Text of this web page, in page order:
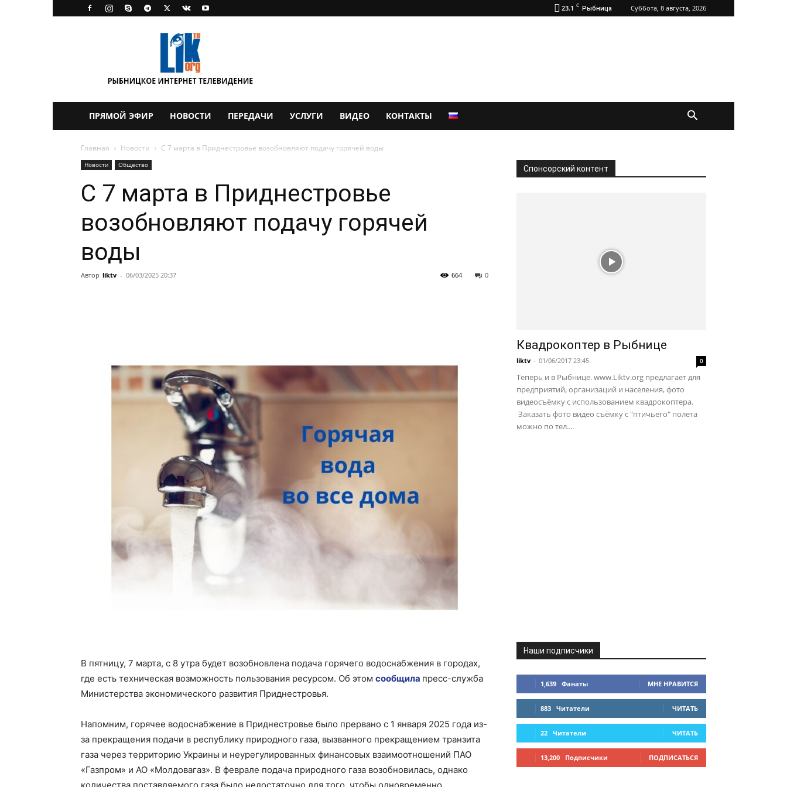
23.1 C Рыбница Суббота, 8 августа, 2026
ПРЯМОЙ ЭФИР НОВОСТИ ПЕРЕДАЧИ УСЛУГИ ВИДЕО КОНТАКТЫ
Главная Новости С 7 марта в Приднестровье возобновляют подачу горячей воды
Новости Общество
С 7 марта в Приднестровье
возобновляют подачу горячей
воды
Автор liktv - 06/03/2025 20:37 0
664
В пятницу, 7 марта, с 8 утра будет возобновлена подача горячего водоснабжения в городах,
где есть техническая возможность пользования ресурсом. Об этом сообщила пресс-служба
Министерства экономического развития Приднестровья.
Напомним, горячее водоснабжение в Приднестровье было прервано с 1 января 2025 года из-
за прекращения подачи в республику природного газа, вызванного прекращением транзита
газа через территорию Украины и неурегулированных финансовых взаимоотношений ПАО
«Газпром» и АО «Молдовагаз». В феврале подача природного газа возобновилась, однако
Спонсорский контент
Квадрокоптер в Рыбнице
liktv - 01/06/2017 23:45 0
Теперь и в Рыбнице. www.Liktv.org предлагает для
предприятий, организаций и населения, фото
видеосъёмку с использованием квадрокоптера.
Заказать фото видео съёмку с "птичьего" полета
можно по тел....
Наши подписчики
1,639 Фанаты МНЕ НРАВИТСЯ
883 Читатели ЧИТАТЬ
22 Читатели ЧИТАТЬ
13,200 Подписчики ПОДПИСАТЬСЯ